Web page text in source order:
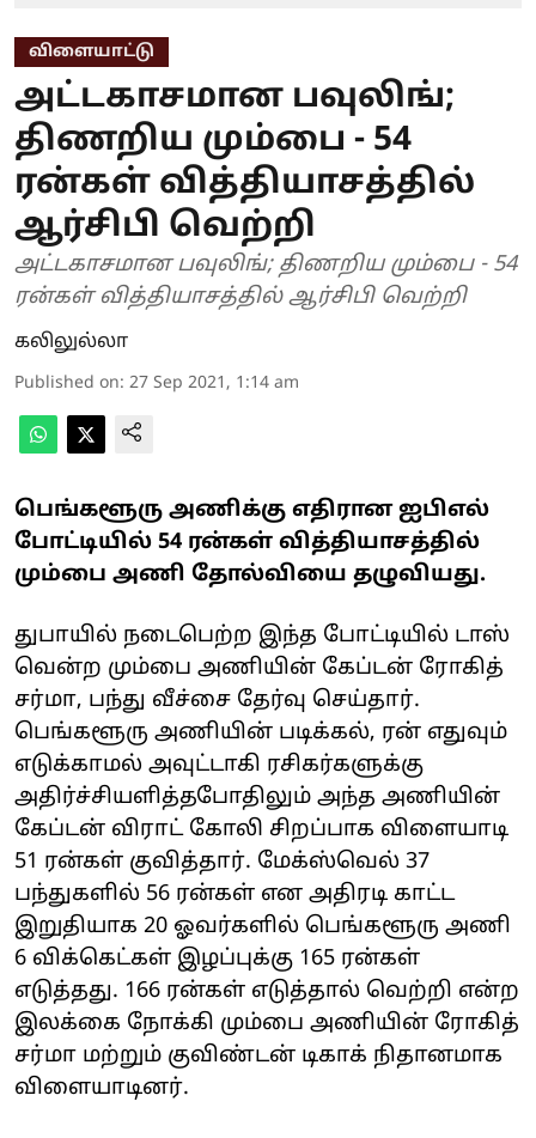
விளையாட்டு
அட்டகாசமான பவுலிங்;
திணறிய மும்பை - 54
ரன்கள் வித்தியாசத்தில்
ஆர்சிபி வெற்றி
அட்டகாசமான பவுலிங்; திணறிய மும்பை - 54
ரன்கள் வித்தியாசத்தில் ஆர்சிபி வெற்றி
கலிலுல்லா
Published on: 27 Sep 2021, 1:14 am
பெங்களூரு அணிக்கு எதிரான ஐபிஎல்
போட்டியில் 54 ரன்கள் வித்தியாசத்தில்
மும்பை அணி தோல்வியை தழுவியது.
துபாயில் நடைபெற்ற இந்த போட்டியில் டாஸ்
வென்ற மும்பை அணியின் கேப்டன் ரோகித்
சர்மா, பந்து வீச்சை தேர்வு செய்தார்.
பெங்களூரு அணியின் படிக்கல், ரன் எதுவும்
எடுக்காமல் அவுட்டாகி ரசிகர்களுக்கு
அதிர்ச்சியளித்தபோதிலும் அந்த அணியின்
கேப்டன் விராட் கோலி சிறப்பாக விளையாடி
51 ரன்கள் குவித்தார். மேக்ஸ்வெல் 37
பந்துகளில் 56 ரன்கள் என அதிரடி காட்ட
இறுதியாக 20 ஓவர்களில் பெங்களூரு அணி
6 விக்கெட்கள் இழப்புக்கு 165 ரன்கள்
எடுத்தது. 166 ரன்கள் எடுத்தால் வெற்றி என்ற
இலக்கை நோக்கி மும்பை அணியின் ரோகித்
சர்மா மற்றும் குவிண்டன் டிகாக் நிதானமாக
விளையாடினர்.